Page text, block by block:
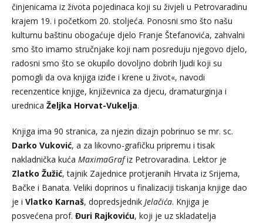
činjenicama iz života pojedinaca koji su živjeli u Petrovaradinu
krajem 19. i početkom 20. stoljeća. Ponosni smo što našu
kulturnu baštinu obogaćuje djelo Franje Štefanovića, zahvalni
smo što imamo stručnjake koji nam posreduju njegovo djelo,
radosni smo što se okupilo dovoljno dobrih ljudi koji su
pomogli da ova knjiga iziđe i krene u život«, navodi
recenzentice knjige, književnica za djecu, dramaturginja i
urednica Željka Horvat-Vukelja.
Knjiga ima 90 stranica, za njezin dizajn pobrinuo se mr. sc.
Darko Vuković, a za likovno-grafičku pripremu i tisak
nakladnička kuća MaximaGrafiz Petrovaradina. Lektor je
Zlatko Žužić, tajnik Zajednice protjeranih Hrvata iz Srijema,
Bačke i Banata. Veliki doprinos u finalizaciji tiskanja knjige dao
je i Vlatko Karnaš, dopredsjednik Jelačića. Knjiga je
posvećena prof. Đuri Rajkoviću, koji je uz skladatelja